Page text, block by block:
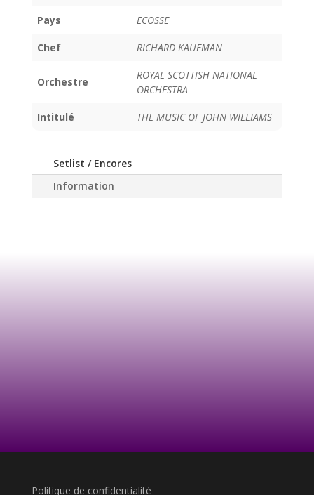
Pays ECOSSE
Chef RICHARD KAUFMAN
Orchestre
ROYAL SCOTTISH NATIONAL
ORCHESTRA
Intitulé THE MUSIC OF JOHN WILLIAMS
Setlist / Encores
Information
Politique de confidentialité